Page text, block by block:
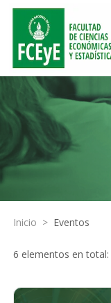
Inicio > Eventos
6 elementos en total: